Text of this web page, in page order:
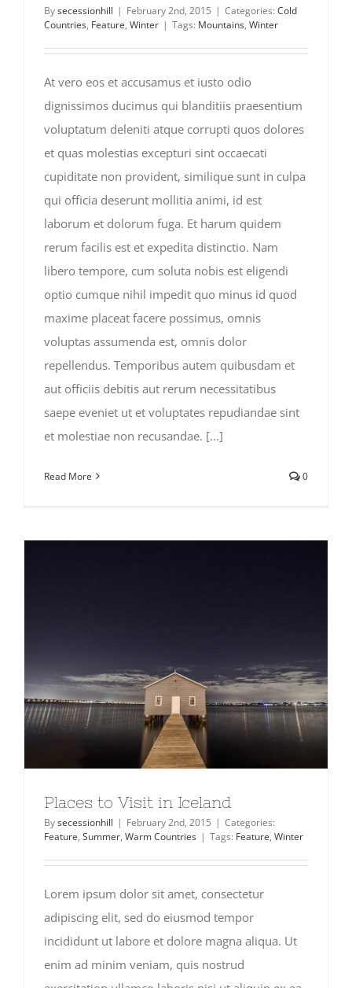
Bysecessionhill | February 2nd, 2015 | Categories: Cold
Countries, Feature, Winter | Tags: Mountains, Winter
At vero eos et accusamus et iusto odio
dignissimos ducimus qui blanditiis praesentium
voluptatum deleniti atque corrupti quos dolores
et quas molestias excepturi sint occaecati
cupiditate non provident, similique sunt in culpa
qui officia deserunt mollitia animi, id est
laborum et dolorum fuga. Et harum quidem
rerum facilis est et expedita distinctio. Nam
libero tempore, cum soluta nobis est eligendi
optio cumque nihil impedit quo minus id quod
maxime placeat facere possimus, omnis
voluptas assumenda est, omnis dolor
repellendus. Temporibus autem quibusdam et
aut officiis debitis aut rerum necessitatibus
saepe eveniet ut et voluptates repudiandae sint
et molestiae non recusandae. [...]
Read More 0
Places to Visit in Iceland
Bysecessionhill | February 2nd, 2015 | Categories:
Feature, Summer, Warm Countries | Tags: Feature, Winter
Lorem ipsum dolor sit amet, consectetur
adipiscing elit, sed do eiusmod tempor
incididunt ut labore et dolore magna aliqua. Ut
enim ad minim veniam, quis nostrud